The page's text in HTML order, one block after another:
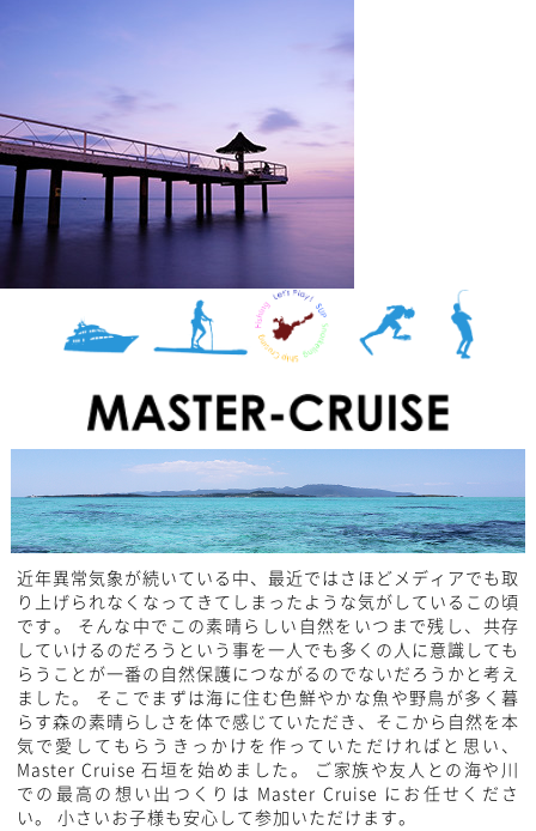
近年異常気象が続いている中、最近ではさほどメディアでも取
り上げられなくなってきてしまったような気がしているこの頃
です。 そんな中でこの素晴らしい自然をいつまで残し、共存
していけるのだろうという事を一人でも多くの人に意識しても
らうことが一番の自然保護につながるのでないだろうかと考え
ました。 そこでまずは海に住む色鮮やかな魚や野鳥が多く暮
らす森の素晴らしさを体で感じていただき、そこから自然を本
気で愛してもらうきっかけを作っていただければと思い、
Master Cruise 石垣を始めました。 ご家族や友人との海や川
での最高の想い出つくりは Master Cruise にお任せくださ
い。 小さいお子様も安心して参加いただけます。